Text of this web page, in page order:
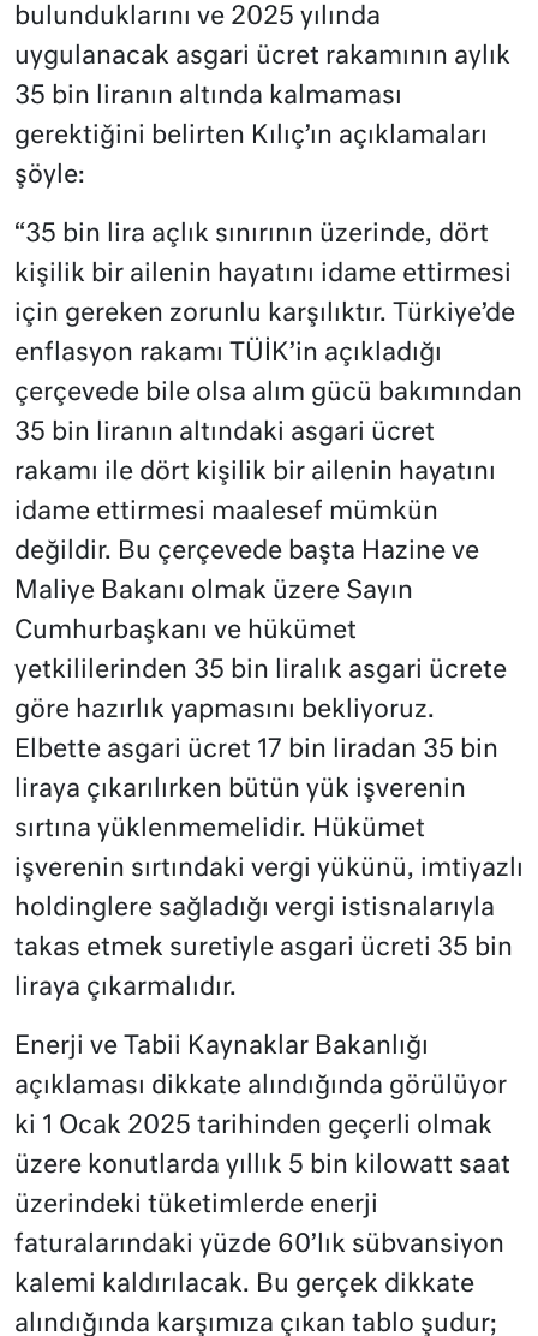
bulunduklarını ve 2025 yılında
uygulanacak asgari ücret rakamının aylık
35 bin liranın altında kalmaması
gerektiğini belirten Kılıç’ın açıklamaları
şöyle:
“35 bin lira açlık sınırının üzerinde, dört
kişilik bir ailenin hayatını idame ettirmesi
için gereken zorunlu karşılıktır. Türkiye’de
enflasyon rakamı TÜİK’in açıkladığı
çerçevede bile olsa alım gücü bakımından
35 bin liranın altındaki asgari ücret
rakamı ile dört kişilik bir ailenin hayatını
idame ettirmesi maalesef mümkün
değildir. Bu çerçevede başta Hazine ve
Maliye Bakanı olmak üzere Sayın
Cumhurbaşkanı ve hükümet
yetkililerinden 35 bin liralık asgari ücrete
göre hazırlık yapmasını bekliyoruz.
Elbette asgari ücret 17 bin liradan 35 bin
liraya çıkarılırken bütün yük işverenin
sırtına yüklenmemelidir. Hükümet
işverenin sırtındaki vergi yükünü, imtiyazlı
holdinglere sağladığı vergi istisnalarıyla
takas etmek suretiyle asgari ücreti 35 bin
liraya çıkarmalıdır.
Enerji ve Tabii Kaynaklar Bakanlığı
açıklaması dikkate alındığında görülüyor
ki 1 Ocak 2025 tarihinden geçerli olmak
üzere konutlarda yıllık 5 bin kilowatt saat
üzerindeki tüketimlerde enerji
faturalarındaki yüzde 60’lık sübvansiyon
kalemi kaldırılacak. Bu gerçek dikkate
alındığında karşımıza çıkan tablo şudur;